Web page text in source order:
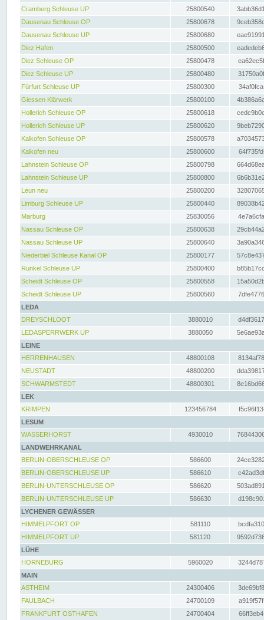
Cramberg Schleuse UP
25800540
Dausenau Schleuse OP
25800678
Dausenau Schleuse UP
25800680
Diez Hafen
25800500
Diez Schleuse OP
25800478
Diez Schleuse UP
25800480
Fürfurt Schleuse UP
25800300
Giessen Klärwerk
25800100
Hollerich Schleuse OP
25800618
Hollerich Schleuse UP
25800620
Kalkofen Schleuse OP
25800578
Kalkofen neu
25800600
Lahnstein Schleuse OP
25800798
Lahnstein Schleuse UP
25800800
Leun neu
25800200
Limburg Schleuse UP
25800440
Marburg
25830056
Nassau Schleuse OP
25800638
Nassau Schleuse UP
25800640
Niederbiel Schleuse Kanal OP
25800177
Runkel Schleuse UP
25800400
Scheidt Schleuse OP
25800558
Scheidt Schleuse UP
25800560
LEDA
DREYSCHLOOT
3880010
LEDASPERRWERK UP
3880050
LEINE
HERRENHAUSEN
48800108
NEUSTADT
48800200
SCHWARMSTEDT
48800301
LEK
KRIMPEN
123456784
LESUM
WASSERHORST
4930010
LANDWEHRKANAL
BERLIN-OBERSCHLEUSE OP
586600
BERLIN-OBERSCHLEUSE UP
586610
BERLIN-UNTERSCHLEUSE OP
586620
BERLIN-UNTERSCHLEUSE UP
586630
LYCHENER GEWÄSSER
HIMMELPFORT OP
581110
HIMMELPFORT UP
581120
LÜHE
HORNEBURG
5960020
MAIN
ASTHEIM
24300406
FAULBACH
24700109
FRANKFURT OSTHAFEN
24700404